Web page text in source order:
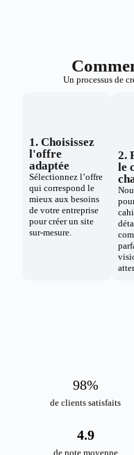
Un processus de
1. Choisissez
l'offre
adaptée
Sélectionnez l’offre
qui correspond le
mieux aux besoins
de votre entreprise
pour créer un site
sur-mesure.
2.
le
de clients satisfaits
98%
de note moyenne
4.9